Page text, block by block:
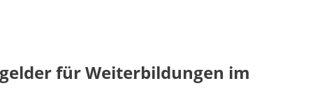
für Weiterbildungen im